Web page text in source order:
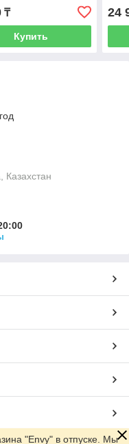
₸
Купить
24
"Envy" в отпуске. Мы